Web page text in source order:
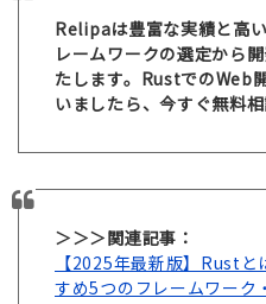
Relipaは豊富な実績と高
レームワークの選定から
たします。RustでのWeb
いましたら、今すぐ無料
＞＞＞関連記事：
【2025年最新版】Rust
すめ5つのフレームワーク